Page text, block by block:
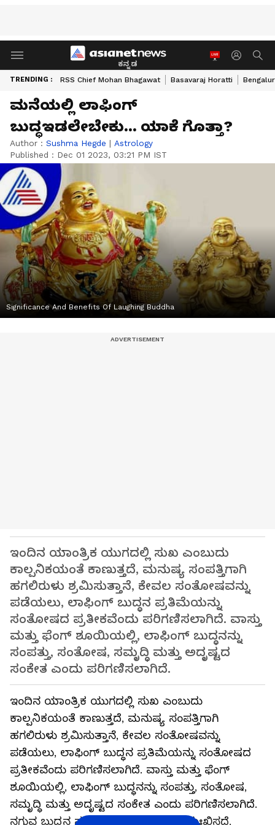
ಕನ್ನಡ
TRENDING : RSS Chief Mohan Bhagawat Basavaraj Horatti
ಮನೆಯಲ್ಲಿ ಲಾಫಿಂಗ್
ಬುದ್ಧಇಡಲೇಬೇಕು... ಯಾಕೆ ಗೊತ್ತಾ?
Author : Sushma Hegde | Astrology
Published : Dec 01 2023, 03:21 PM IST
Significance And Benefits Of Laughing Buddha
ಇಂದಿನ ಯಾಂತ್ರಿಕ ಯುಗದಲ್ಲಿ ಸುಖ ಎಂಬುದು
ಕಾಲ್ಪನಿಕಯಂತೆ ಕಾಣುತ್ತದೆ, ಮನುಷ್ಯ ಸಂಪತ್ತಿಗಾಗಿ
ಹಗಲಿರುಳು ಶ್ರಮಿಸುತ್ತಾನೆ, ಕೇವಲ ಸಂತೋಷವನ್ನು
ಪಡೆಯಲು, ಲಾಫಿಂಗ್ ಬುದ್ಧನ ಪ್ರತಿಮೆಯನ್ನು
ಸಂತೋಷದ ಪ್ರತೀಕವೆಂದು ಪರಿಗಣಿಸಲಾಗಿದೆ. ವಾಸ್ತು
ಮತ್ತು ಫೆಂಗ್ ಶೂಯಿಯಲ್ಲಿ, ಲಾಫಿಂಗ್ ಬುದ್ಧನನ್ನು
ಸಂಪತ್ತು, ಸಂತೋಷ, ಸಮೃದ್ಧಿ ಮತ್ತು ಅದೃಷ್ಟದ
ಸಂಕೇತ ಎಂದು ಪರಿಗಣಿಸಲಾಗಿದೆ.
ಇಂದಿನ ಯಾಂತ್ರಿಕ ಯುಗದಲ್ಲಿ ಸುಖ ಎಂಬುದು
ಕಾಲ್ಪನಿಕಯಂತೆ ಕಾಣುತ್ತದೆ, ಮನುಷ್ಯ ಸಂಪತ್ತಿಗಾಗಿ
ಹಗಲಿರುಳು ಶ್ರಮಿಸುತ್ತಾನೆ, ಕೇವಲ ಸಂತೋಷವನ್ನು
ಪಡೆಯಲು, ಲಾಫಿಂಗ್ ಬುದ್ಧನ ಪ್ರತಿಮೆಯನ್ನು ಸಂತೋಷದ
ಪ್ರತೀಕವೆಂದು ಪರಿಗಣಿಸಲಾಗಿದೆ. ವಾಸ್ತು ಮತ್ತು ಫೆಂಗ್
ಶೂಯಿಯಲ್ಲಿ, ಲಾಫಿಂಗ್ ಬುದ್ಧನನ್ನು ಸಂಪತ್ತು, ಸಂತೋಷ,
ಸಮೃದ್ಧಿ ಮತ್ತು ಅದೃಷ್ಟದ ಸಂಕೇತ ಎಂದು ಪರಿಗಣಿಸಲಾಗಿದೆ.
ನಗುವ ಬುದ್ಧನ ನಗುವ ಮುಖವು ನಮ್ಮನ್ನು ದುಃಖಿಸದೆ,